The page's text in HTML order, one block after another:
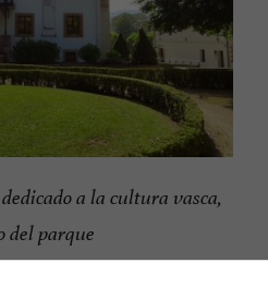
a la cultura vasca,
del parque